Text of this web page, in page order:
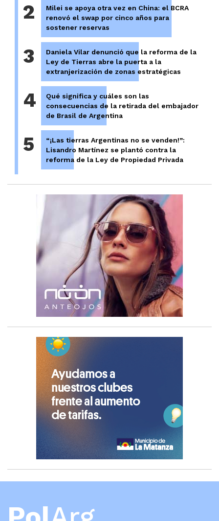
2
Milei se apoya otra vez en China: el BCRA
renovó el swap por cinco años para
sostener reservas
3
Daniela Vilar denunció que la reforma de la
Ley de Tierras abre la puerta a la
extranjerización de zonas estratégicas
4
Qué significa y cuáles son las
consecuencias de la retirada del embajador
de Brasil de Argentina
5
“¡Las tierras Argentinas no se venden!”:
Lisandro Martínez se plantó contra la
reforma de la Ley de Propiedad Privada